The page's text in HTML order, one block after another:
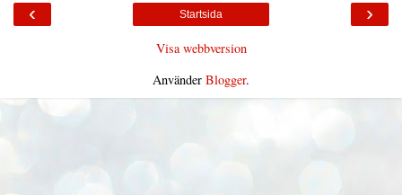
‹ ›
Startsida
Visa webbversion
Använder Blogger.